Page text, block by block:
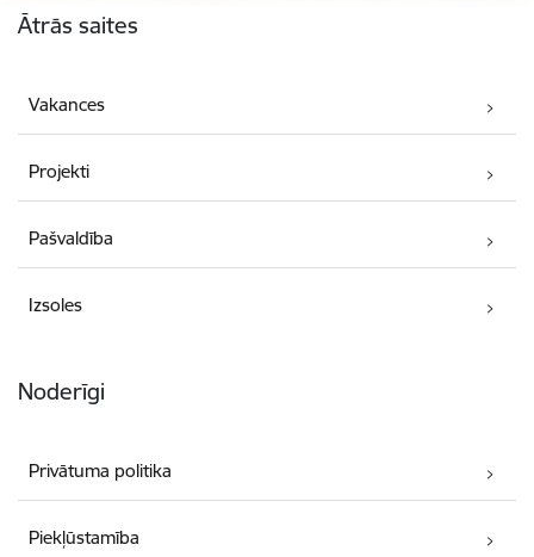
Ātrās saites
Vakances
Projekti
Pašvaldība
Izsoles
Noderīgi
Privātuma politika
Piekļūstamība